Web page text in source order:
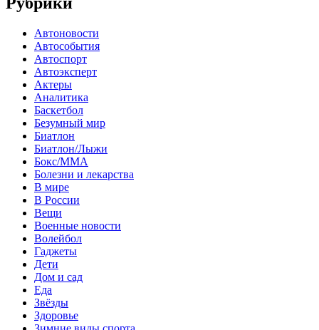
Автоновости
Автособытия
Автоспорт
Автоэксперт
Актеры
Аналитика
Баскетбол
Безумный мир
Биатлон
Биатлон/Лыжи
Бокс/MMA
Болезни и лекарства
В мире
В России
Вещи
Военные новости
Волейбол
Гаджеты
Дети
Дом и сад
Еда
Звёзды
Здоровье